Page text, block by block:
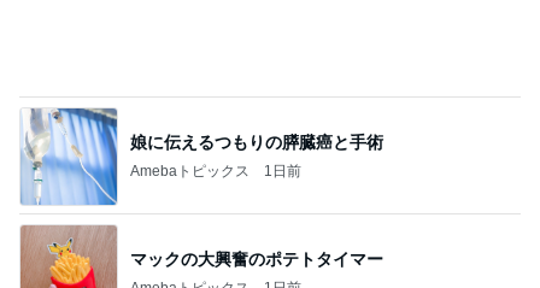
娘に伝えるつもりの膵臓癌と手術
Amebaトピックス 1日前
マックの大興奮のポテトタイマー
Amebaトピックス 1日前